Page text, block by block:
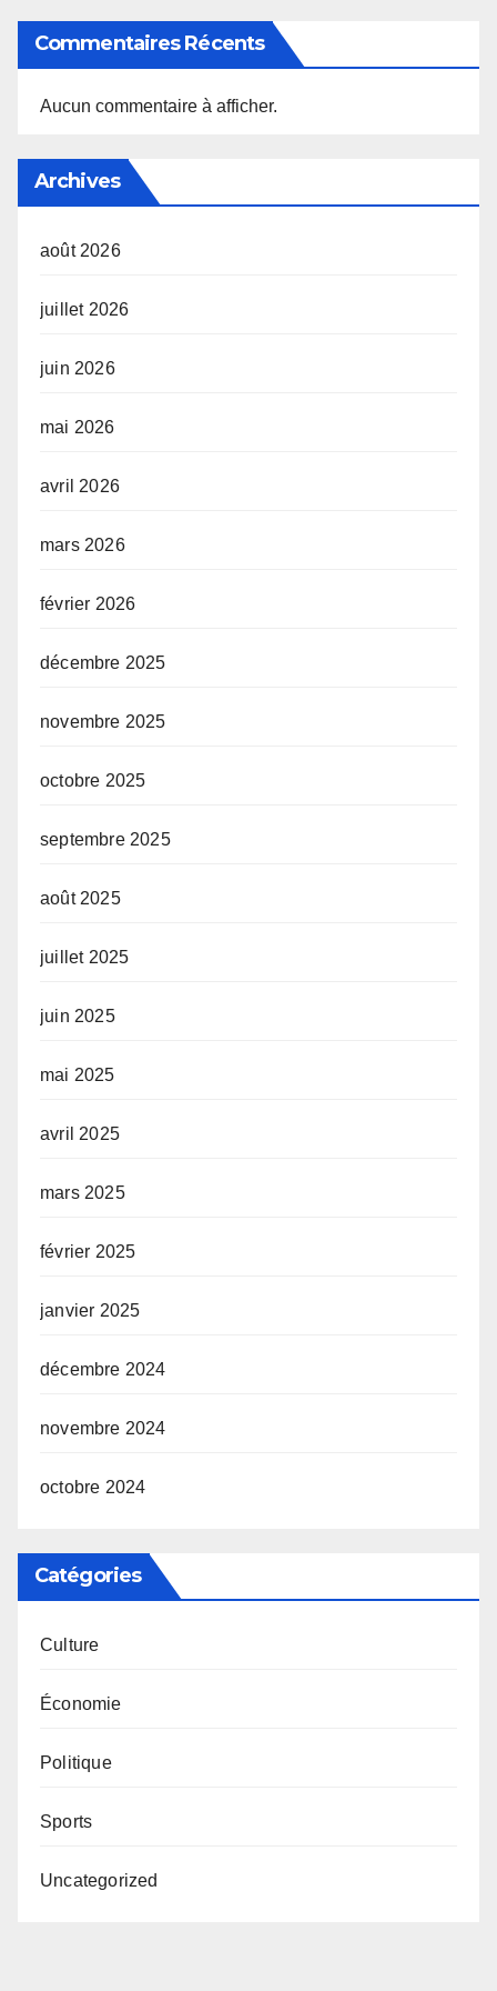
Commentaires Récents
Aucun commentaire à afficher.
Archives
août 2026
juillet 2026
juin 2026
mai 2026
avril 2026
mars 2026
février 2026
décembre 2025
novembre 2025
octobre 2025
septembre 2025
août 2025
juillet 2025
juin 2025
mai 2025
avril 2025
mars 2025
février 2025
janvier 2025
décembre 2024
novembre 2024
octobre 2024
Catégories
Culture
Économie
Politique
Sports
Uncategorized